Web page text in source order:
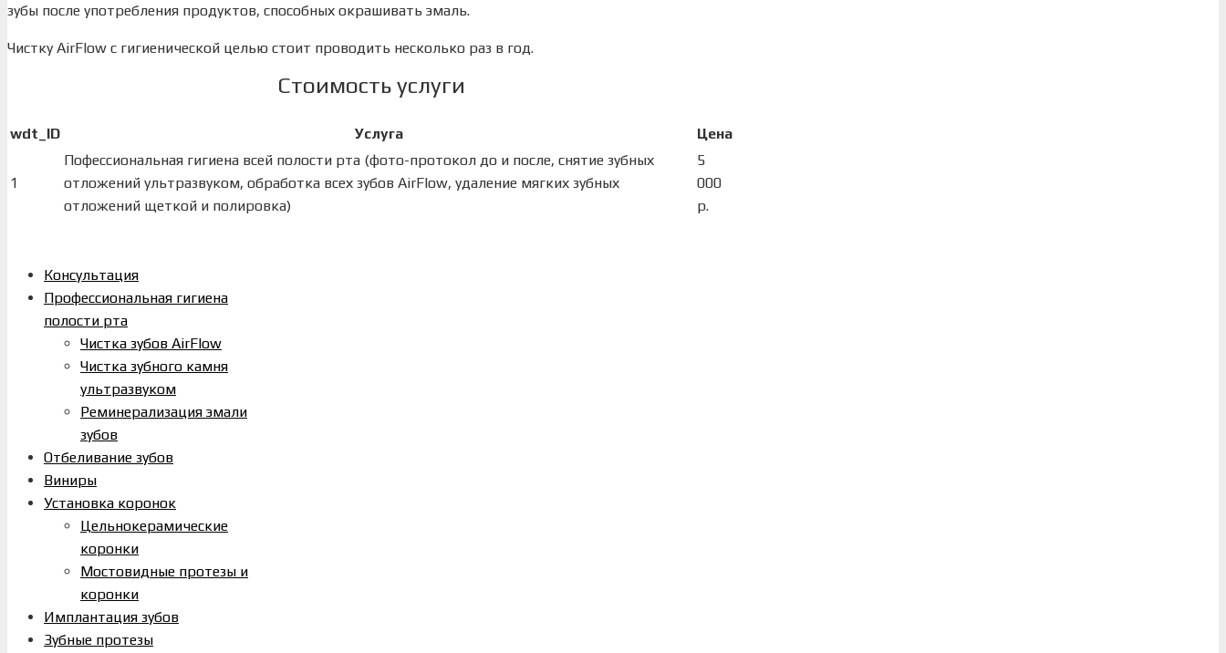
зубы после употребления продуктов, способных окрашивать эмаль.
Чистку AirFlow с гигиенической целью стоит проводить несколько раз в год.
Стоимость услуги
wdt_ID Услуга Цена
1
Пофессиональная гигиена всей полости рта (фото-протокол до и после, снятие зубных
отложений ультразвуком, обработка всех зубов AirFlow, удаление мягких зубных
отложений щеткой и полировка)
5
000
р.
Консультация
Профессиональная гигиена
полости рта
Чистка зубов AirFlow
Чистка зубного камня
ультразвуком
Реминерализация эмали
зубов
Отбеливание зубов
Виниры
Установка коронок
Цельнокерамические
коронки
Мостовидные протезы и
коронки
Имплантация зубов
Зубные протезы